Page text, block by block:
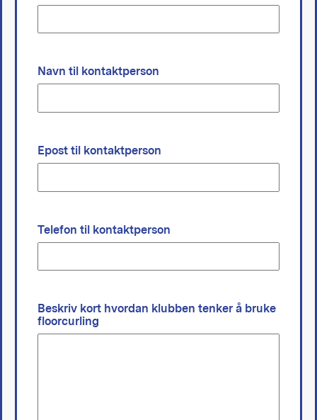
Navn til kontaktperson
Epost til kontaktperson
Telefon til kontaktperson
Beskriv kort hvordan klubben tenker å bruke
floorcurling